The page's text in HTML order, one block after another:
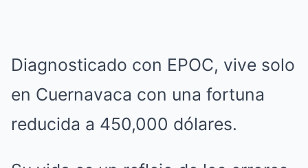
Diagnosticado con EPOC, vive solo
en Cuernavaca con una fortuna
reducida a 450,000 dólares.